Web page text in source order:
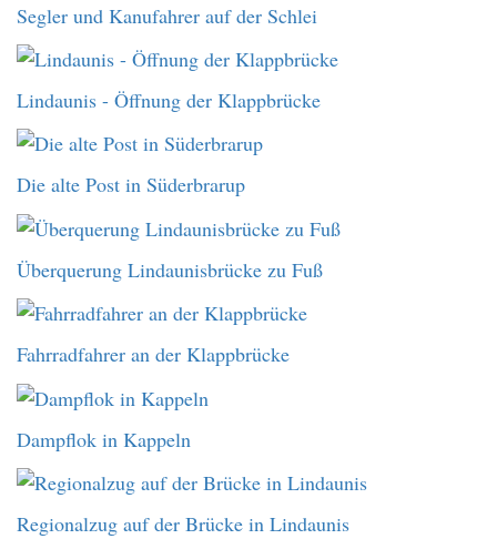
Segler und Kanufahrer auf der Schlei
Lindaunis - Öffnung der Klappbrücke
Die alte Post in Süderbrarup
Überquerung Lindaunisbrücke zu Fuß
Fahrradfahrer an der Klappbrücke
Dampflok in Kappeln
Regionalzug auf der Brücke in Lindaunis